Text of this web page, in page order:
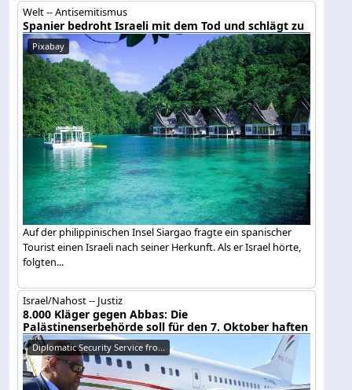
Welt -- Antisemitismus
Spanier bedroht Israeli mit dem Tod und schlägt zu
Pixabay
Auf der philippinischen Insel Siargao fragte ein spanischer
Tourist einen Israeli nach seiner Herkunft. Als er Israel hörte,
folgten...
Israel/Nahost -- Justiz
8.000 Kläger gegen Abbas: Die
Palästinenserbehörde soll für den 7. Oktober haften
Diplomatic Security Service fro...